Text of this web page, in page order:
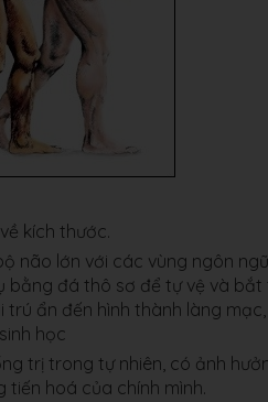
kích thước.
não lớn với các vùng ngôn
bằng đá thô sơ để tự vệ và bắt
ẩn đến hình thành làng
học
trị trong tự nhiên, có ảnh
tiến hoá của chính mình.